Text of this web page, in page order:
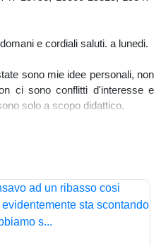
e cordiali saluti. a lunedi.
sono mie idee personali, non
ci sono conflitti d'interesse e
solo a scopo didattico.